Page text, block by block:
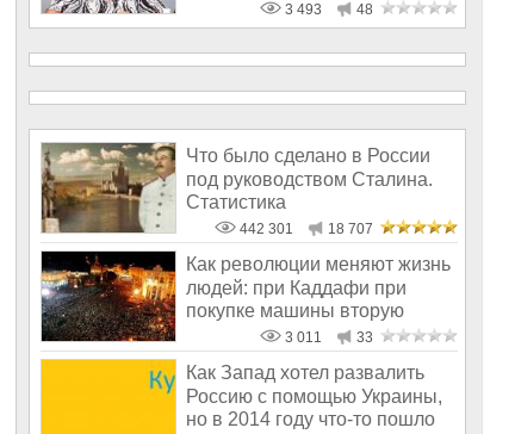
3 493 48
Что было сделано в России
под руководством Сталина.
Статистика
442 301 18 707
Как революции меняют жизнь
людей: при Каддафи при
покупке машины вторую
давали бесп3 011 33
Как Запад хотел развалить
Россию с помощью Украины,
но в 2014 году что-то пошло